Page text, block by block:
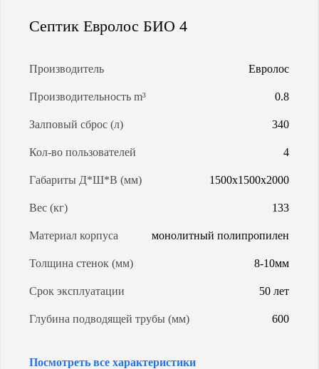
КАЛЬКУЛЯТОР СЕПТИКОВ
Септик Евролос БИО 4
Производитель Евролос
Производительность m³ 0.8
Залповый сброс (л) 340
Кол-во пользователей 4
Габариты Д*Ш*В (мм) 1500х1500х2000
Вес (кг) 133
Материал корпуса монолитный полипропилен
Толщина стенок (мм) 8-10мм
Срок эксплуатации 50 лет
Глубина подводящей трубы (мм) 600
Посмотреть все характеристики